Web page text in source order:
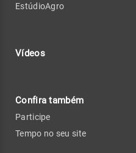
EstúdioAgro
Vídeos
Confira também
Participe
Tempo no seu site